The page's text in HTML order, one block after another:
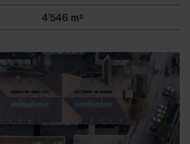
4’546 m²